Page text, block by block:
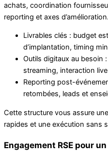
achats, coordination
reporting et axes d’amélioration.
Livrables clés : budget
d’implantation, timing
Outils digitaux au besoin
streaming, interaction
Reporting post-
retombées, leads et
Cette structure vous assure
rapides et une exécution sans
Engagement RSE pour